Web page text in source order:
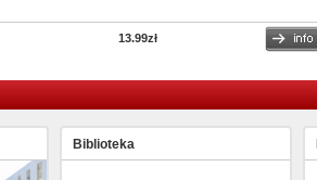
13.99zł
Biblioteka